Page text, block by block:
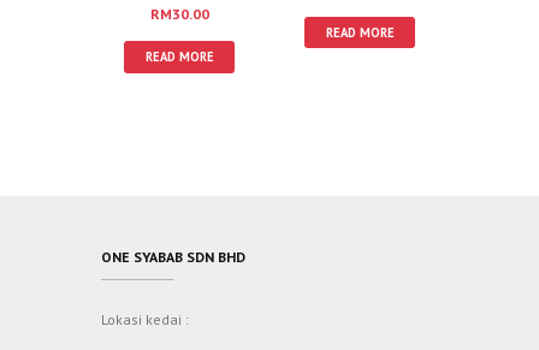
RM30.00
READ MORE
READ MORE
ONE SYABAB SDN BHD
Lokasi kedai :